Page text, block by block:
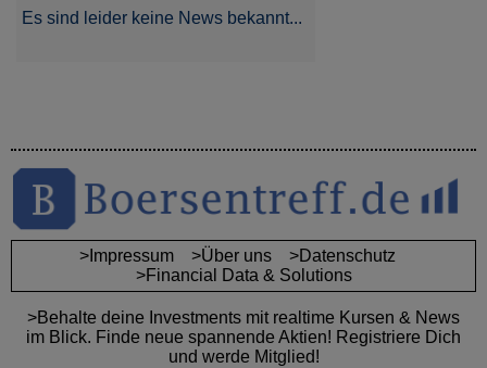
Es sind leider keine News bekannt...
>Impressum >Über uns
>Datenschutz
>Financial Data & Solutions
>Behalte deine Investments mit realtime Kursen & News
im Blick. Finde neue spannende Aktien! Registriere Dich
und werde Mitglied!